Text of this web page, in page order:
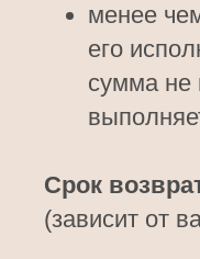
менее
его
сумма не
Срок
(зависит от